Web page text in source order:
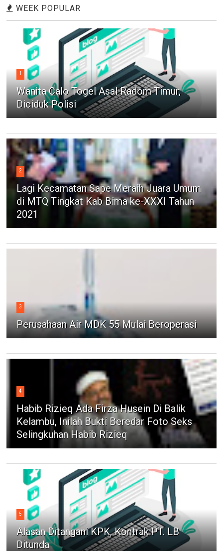
WEEK POPULAR
1
Wanita Calo Togel Asal Radom Timur,
Diciduk Polisi
2
Lagi Kecamatan Sape Meraih Juara Umum
di MTQ Tingkat Kab Bima ke-XXXI Tahun
2021
3
Perusahaan Air MDK 55 Mulai Beroperasi
4
Habib Rizieq Ada Firza Husein Di Balik
Kelambu, Inilah Bukti Beredar Foto Seks
Selingkuhan Habib Rizieq
5
Alasan Ditangani KPK, Kontrak PT. LB
Ditunda